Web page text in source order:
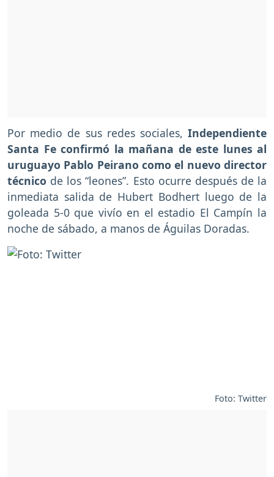
Por medio de sus redes sociales, Independiente
Santa Fe confirmó la mañana de este lunes al
uruguayo Pablo Peirano como el nuevo director
técnico de los “leones”. Esto ocurre después de la
inmediata salida de Hubert Bodhert luego de la
goleada 5-0 que vivío en el estadio El Campín la
noche de sábado, a manos de Águilas Doradas.
Foto: Twitter